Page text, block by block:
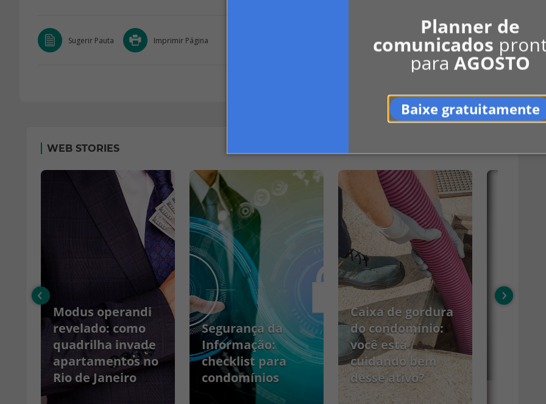
Planner de
comunicados
paraAGOSTO
Baixe gratuitamente
Sugerir Pauta Imprimir Página
WEB STORIES
Modus operandi
revelado: como
quadrilha invade
apartamentos no
Rio de Janeiro
Segurança da
Informação:
checklist para
condomínios
Caixa de gordura
do condomínio:
você está
cuidando bem
desse ativo?
‹ ›